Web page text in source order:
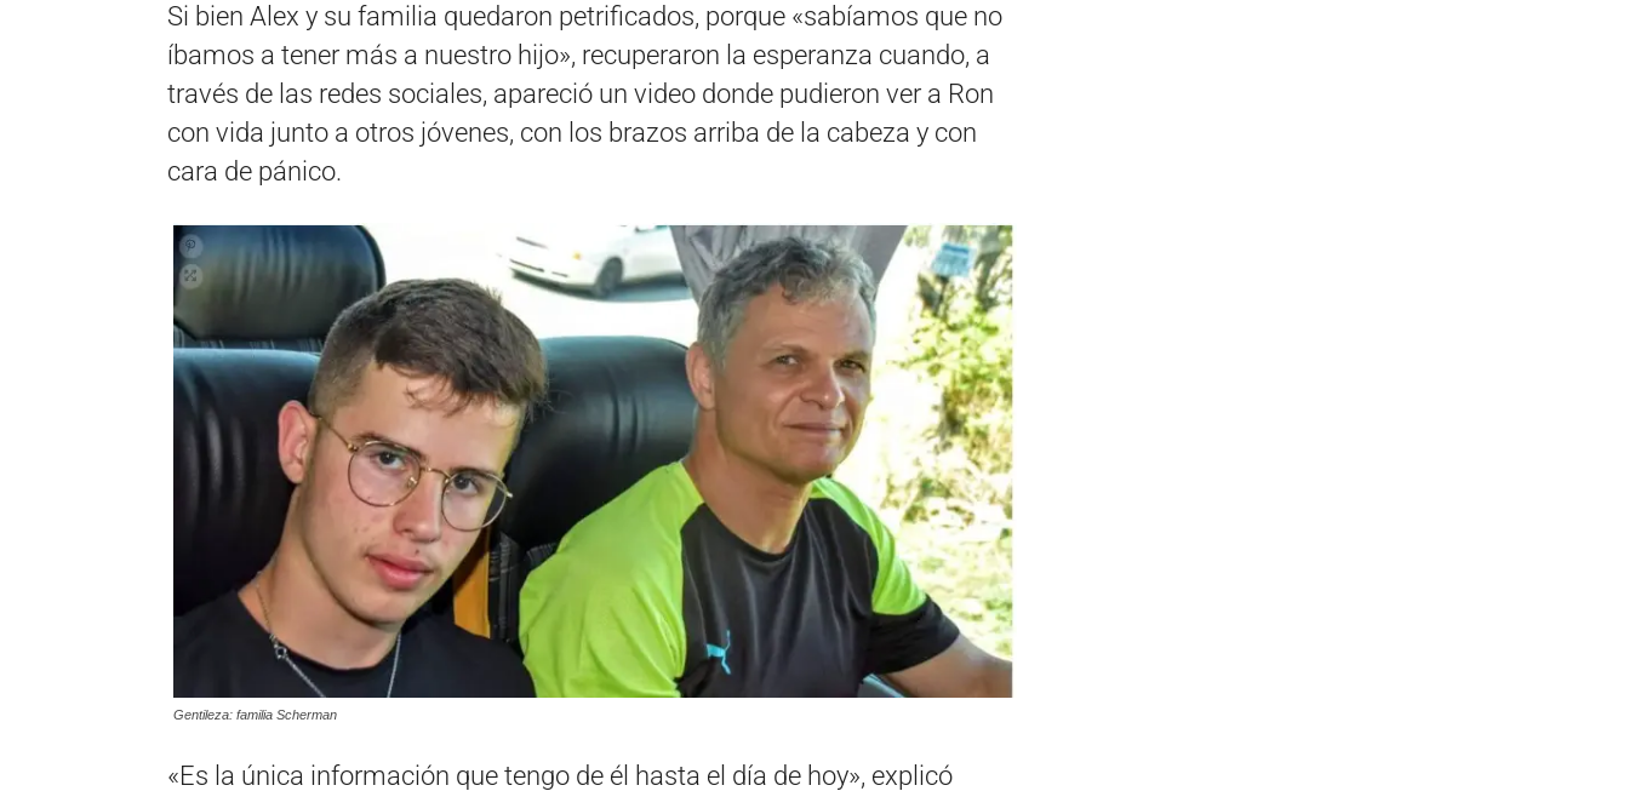
Si bien Alex y su familia quedaron petrificados, porque «sabíamos que no
íbamos a tener más a nuestro hijo», recuperaron la esperanza cuando, a
través de las redes sociales, apareció un video donde pudieron ver a Ron
con vida junto a otros jóvenes, con los brazos arriba de la cabeza y con
cara de pánico.
Gentileza: familia Scherman
«Es la única información que tengo de él hasta el día de hoy», explicó